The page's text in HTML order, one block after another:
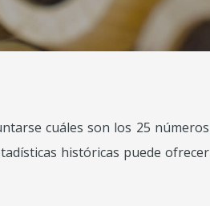
cuáles son los 25 números
históricas puede ofrecer